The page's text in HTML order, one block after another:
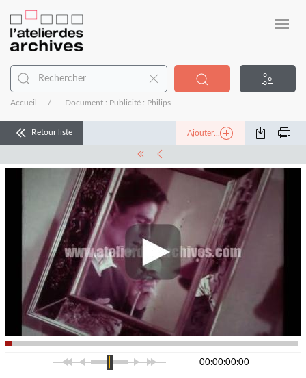
Accueil Document : Publicité : Philips
Retour liste Ajouter...
00:00:00:00